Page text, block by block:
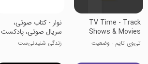
TV Time - Track
Shows & Movies
تی‌وی تایم - وضعیت
‏نوار - کتاب صوتی،
سریال صوتی، پادکست
زندگی شنیدنی‌ست